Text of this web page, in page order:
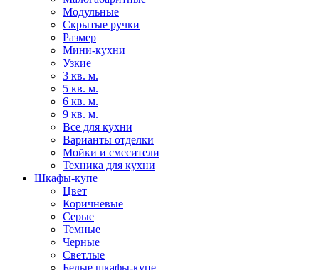
Модульные
Скрытые ручки
Размер
Мини-кухни
Узкие
3 кв. м.
5 кв. м.
6 кв. м.
9 кв. м.
Все для кухни
Варианты отделки
Мойки и смесители
Техника для кухни
Шкафы-купе
Цвет
Коричневые
Серые
Темные
Черные
Светлые
Белые шкафы-купе